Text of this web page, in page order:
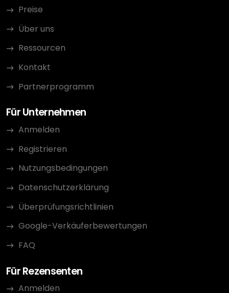
Preise
Über uns
Ressourcen
Kontakt
Partnerprogramm
Für Unternehmen
Anmelden
Registrieren
Nutzungsbedingungen
Datenschutzerklärung
Überprüfungsrichtlinien
Google-Verkäuferbewertungen
FAQ
Für Rezensenten
Anmelden